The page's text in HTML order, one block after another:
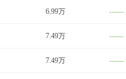
6.99万 ------
7.49万 ------
7.49万 ------